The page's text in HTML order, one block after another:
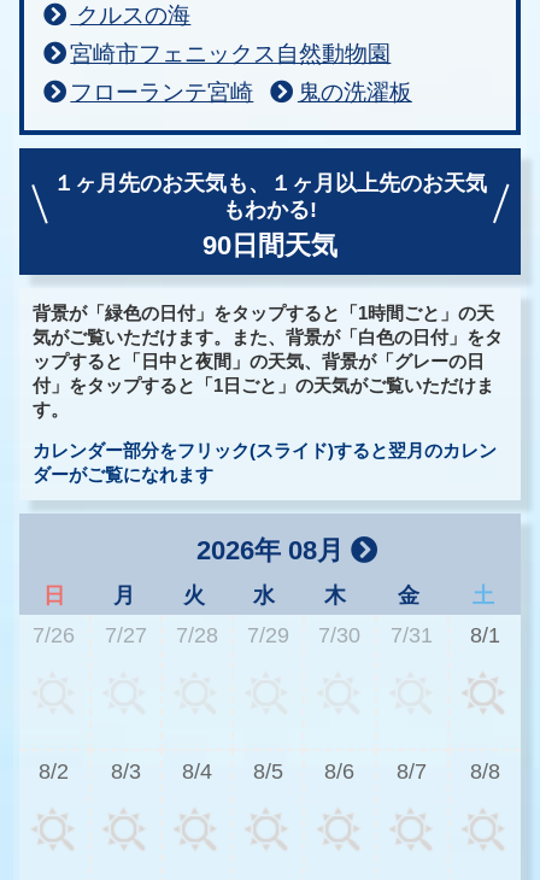
クルスの海
宮崎市フェニックス自然動物園
フローランテ宮崎
鬼の洗濯板
１ヶ月先のお天気も、
１ヶ月以上先のお天気
もわかる!
90日間天気
背景が「緑色の日付」をタップすると「1時間ごと」の天
気がご覧いただけます。また、背景が「白色の日付」をタ
ップすると「日中と夜間」の天気、背景が「グレーの日
付」をタップすると「1日ごと」の天気がご覧いただけま
す。
カレンダー部分をフリック(スライド)すると翌月のカレン
ダーがご覧になれます
2026年 08月
日 月 火 水 木 金
土
7/26
7/27 7/28 7/29 7/30 7/31 8/1
8/2 8/3 8/4 8/5 8/6 8/7 8/8